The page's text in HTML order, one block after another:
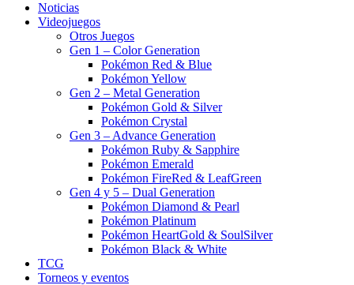
Noticias
Videojuegos
Otros Juegos
Gen 1 – Color Generation
Pokémon Red & Blue
Pokémon Yellow
Gen 2 – Metal Generation
Pokémon Gold & Silver
Pokémon Crystal
Gen 3 – Advance Generation
Pokémon Ruby & Sapphire
Pokémon Emerald
Pokémon FireRed & LeafGreen
Gen 4 y 5 – Dual Generation
Pokémon Diamond & Pearl
Pokémon Platinum
Pokémon HeartGold & SoulSilver
Pokémon Black & White
TCG
Torneos y eventos